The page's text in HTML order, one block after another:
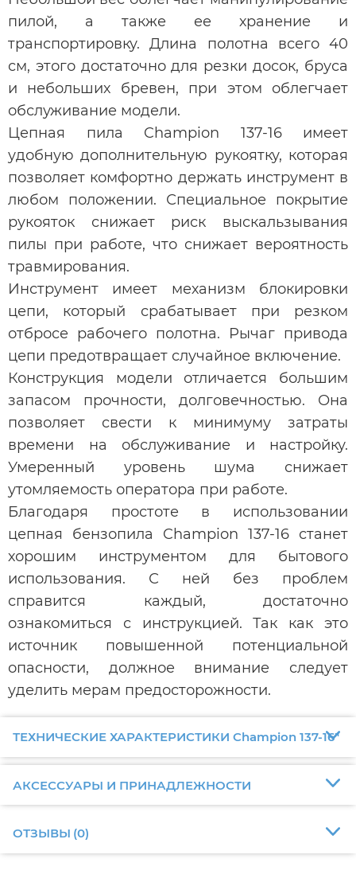
пилой, а также ее хранение и
транспортировку. Длина полотна всего 40
см, этого достаточно для резки досок, бруса
и небольших бревен, при этом облегчает
обслуживание модели.
Цепная пила Champion 137-16 имеет
удобную дополнительную рукоятку, которая
позволяет комфортно держать инструмент в
любом положении. Специальное покрытие
рукояток снижает риск выскальзывания
пилы при работе, что снижает вероятность
травмирования.
Инструмент имеет механизм блокировки
цепи, который срабатывает при резком
отбросе рабочего полотна. Рычаг привода
цепи предотвращает случайное включение.
Конструкция модели отличается большим
запасом прочности, долговечностью. Она
позволяет свести к минимуму затраты
времени на обслуживание и настройку.
Умеренный уровень шума снижает
утомляемость оператора при работе.
Благодаря простоте в использовании
цепная бензопила Champion 137-16 станет
хорошим инструментом для бытового
использования. С ней без проблем
справится каждый, достаточно
ознакомиться с инструкцией. Так как это
источник повышенной потенциальной
опасности, должное внимание следует
уделить мерам предосторожности.
ТЕХНИЧЕСКИЕ ХАРАКТЕРИСТИКИ Champion 137-16"
АКСЕССУАРЫ И ПРИНАДЛЕЖНОСТИ
ОТЗЫВЫ (0)